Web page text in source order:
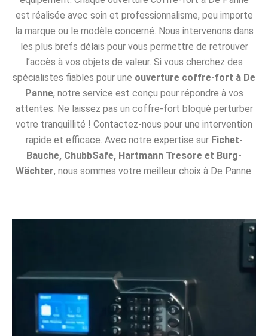
est réalisée avec soin et professionnalisme, peu importe
la marque ou le modèle concerné. Nous intervenons dans
les plus brefs délais pour vous permettre de retrouver
l’accès à vos objets de valeur. Si vous cherchez des
spécialistes fiables pour une ouverture coffre-fort à De
Panne, notre service est conçu pour répondre à vos
attentes. Ne laissez pas un coffre-fort bloqué perturber
votre tranquillité ! Contactez-nous pour une intervention
rapide et efficace. Avec notre expertise sur Fichet-
Bauche, ChubbSafe, Hartmann Tresore et Burg-
Wächter, nous sommes votre meilleur choix à De Panne.